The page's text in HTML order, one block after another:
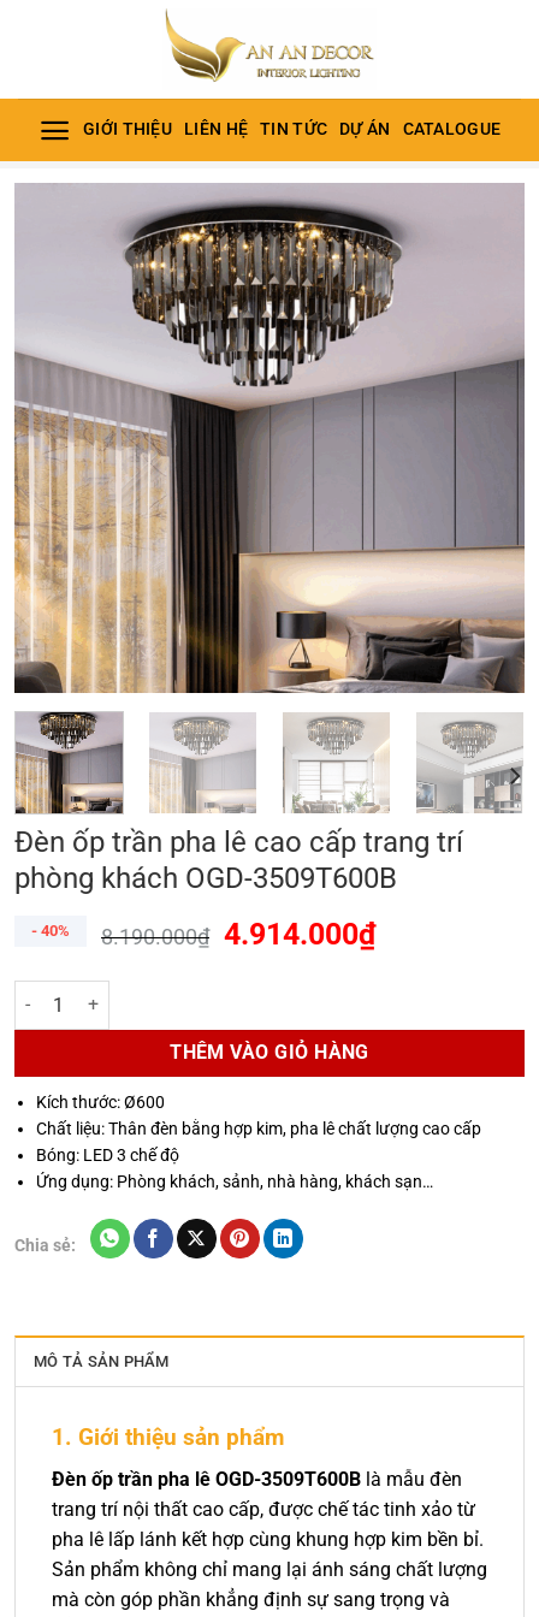
dung
GIỚI THIỆU LIÊN HỆ TIN TỨC DỰ ÁN CATALOGUE
Đèn ốp trần pha lê cao cấp trang trí
phòng khách OGD-3509T600B
- 40% 8.190.000₫ 4.914.000₫
Đèn ốp trần pha lê cao cấp trang trí phòng khách OGD-3509T600B
THÊM VÀO GIỎ HÀNG
Kích thước: Ø600
Chất liệu: Thân đèn bằng hợp kim, pha lê chất lượng cao cấp
Bóng: LED 3 chế độ
Ứng dụng: Phòng khách, sảnh, nhà hàng, khách sạn…
Chia sẻ:
MÔ TẢ SẢN PHẨM
1. Giới thiệu sản phẩm
Đèn ốp trần pha lê OGD-3509T600B là mẫu đèn
trang trí nội thất cao cấp, được chế tác tinh xảo từ
pha lê lấp lánh kết hợp cùng khung hợp kim bền bỉ.
Sản phẩm không chỉ mang lại ánh sáng chất lượng
mà còn góp phần khẳng định sự sang trọng và